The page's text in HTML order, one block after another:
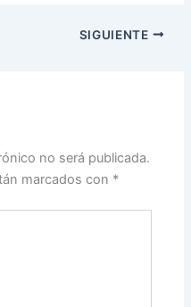
SIGUIENTE
no será publicada.
marcados con *